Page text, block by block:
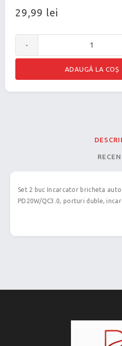
29,99 lei
-
Set 2 buc Incarcator bricheta
PD20W/QC3.0, porturi duble,